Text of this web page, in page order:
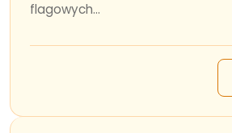
flagowych...